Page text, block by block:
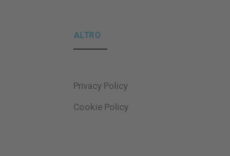
ALTRO
Privacy Policy
Cookie Policy